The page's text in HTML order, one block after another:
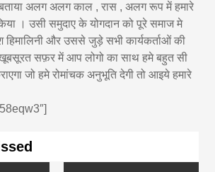
अलग अलग काल , रास , अलग रूप में हमारे
। उसी समुदाए के योगदान को पूरे समाज मे
हिमालिनी और उससे जुड़े सभी कार्यकर्ताओं की
सफ़र में आप लोगो का साथ हमे बहुत सी
जो हमे रोमांचक अनुभूति देगी तो आइये हमारे